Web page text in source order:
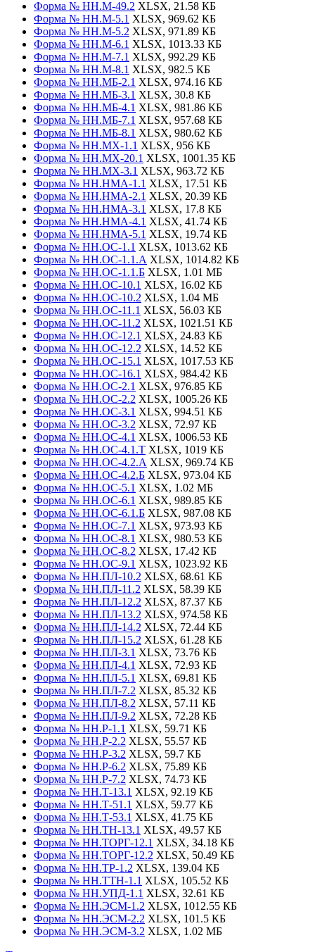
Форма № НН.М-49.2 XLSX, 21.58 КБ
Форма № НН.М-5.1 XLSX, 969.62 КБ
Форма № НН.М-5.2 XLSX, 971.89 КБ
Форма № НН.М-6.1 XLSX, 1013.33 КБ
Форма № НН.М-7.1 XLSX, 992.29 КБ
Форма № НН.М-8.1 XLSX, 982.5 КБ
Форма № НН.МБ-2.1 XLSX, 974.16 КБ
Форма № НН.МБ-3.1 XLSX, 30.8 КБ
Форма № НН.МБ-4.1 XLSX, 981.86 КБ
Форма № НН.МБ-7.1 XLSX, 957.68 КБ
Форма № НН.МБ-8.1 XLSX, 980.62 КБ
Форма № НН.МХ-1.1 XLSX, 956 КБ
Форма № НН.МХ-20.1 XLSX, 1001.35 КБ
Форма № НН.МХ-3.1 XLSX, 963.72 КБ
Форма № НН.НМА-1.1 XLSX, 17.51 КБ
Форма № НН.НМА-2.1 XLSX, 20.39 КБ
Форма № НН.НМА-3.1 XLSX, 17.8 КБ
Форма № НН.НМА-4.1 XLSX, 41.74 КБ
Форма № НН.НМА-5.1 XLSX, 19.74 КБ
Форма № НН.ОС-1.1 XLSX, 1013.62 КБ
Форма № НН.ОС-1.1.А XLSX, 1014.82 КБ
Форма № НН.ОС-1.1.Б XLSX, 1.01 МБ
Форма № НН.ОС-10.1 XLSX, 16.02 КБ
Форма № НН.ОС-10.2 XLSX, 1.04 МБ
Форма № НН.ОС-11.1 XLSX, 56.03 КБ
Форма № НН.ОС-11.2 XLSX, 1021.51 КБ
Форма № НН.ОС-12.1 XLSX, 24.83 КБ
Форма № НН.ОС-12.2 XLSX, 14.52 КБ
Форма № НН.ОС-15.1 XLSX, 1017.53 КБ
Форма № НН.ОС-16.1 XLSX, 984.42 КБ
Форма № НН.ОС-2.1 XLSX, 976.85 КБ
Форма № НН.ОС-2.2 XLSX, 1005.26 КБ
Форма № НН.ОС-3.1 XLSX, 994.51 КБ
Форма № НН.ОС-3.2 XLSX, 72.97 КБ
Форма № НН.ОС-4.1 XLSX, 1006.53 КБ
Форма № НН.ОС-4.1.Т XLSX, 1019 КБ
Форма № НН.ОС-4.2.А XLSX, 969.74 КБ
Форма № НН.ОС-4.2.Б XLSX, 973.04 КБ
Форма № НН.ОС-5.1 XLSX, 1.02 МБ
Форма № НН.ОС-6.1 XLSX, 989.85 КБ
Форма № НН.ОС-6.1.Б XLSX, 987.08 КБ
Форма № НН.ОС-7.1 XLSX, 973.93 КБ
Форма № НН.ОС-8.1 XLSX, 980.53 КБ
Форма № НН.ОС-8.2 XLSX, 17.42 КБ
Форма № НН.ОС-9.1 XLSX, 1023.92 КБ
Форма № НН.ПЛ-10.2 XLSX, 68.61 КБ
Форма № НН.ПЛ-11.2 XLSX, 58.39 КБ
Форма № НН.ПЛ-12.2 XLSX, 87.37 КБ
Форма № НН.ПЛ-13.2 XLSX, 974.58 КБ
Форма № НН.ПЛ-14.2 XLSX, 72.44 КБ
Форма № НН.ПЛ-15.2 XLSX, 61.28 КБ
Форма № НН.ПЛ-3.1 XLSX, 73.76 КБ
Форма № НН.ПЛ-4.1 XLSX, 72.93 КБ
Форма № НН.ПЛ-5.1 XLSX, 69.81 КБ
Форма № НН.ПЛ-7.2 XLSX, 85.32 КБ
Форма № НН.ПЛ-8.2 XLSX, 57.11 КБ
Форма № НН.ПЛ-9.2 XLSX, 72.28 КБ
Форма № НН.Р-1.1 XLSX, 59.71 КБ
Форма № НН.Р-2.2 XLSX, 55.57 КБ
Форма № НН.Р-3.2 XLSX, 59.7 КБ
Форма № НН.Р-6.2 XLSX, 75.89 КБ
Форма № НН.Р-7.2 XLSX, 74.73 КБ
Форма № НН.Т-13.1 XLSX, 92.19 КБ
Форма № НН.Т-51.1 XLSX, 59.77 КБ
Форма № НН.Т-53.1 XLSX, 41.75 КБ
Форма № НН.ТН-13.1 XLSX, 49.57 КБ
Форма № НН.ТОРГ-12.1 XLSX, 34.18 КБ
Форма № НН.ТОРГ-12.2 XLSX, 50.49 КБ
Форма № НН.ТР-1.2 XLSX, 139.04 КБ
Форма № НН.ТТН-1.1 XLSX, 105.52 КБ
Форма № НН.УПД-1.1 XLSX, 32.61 КБ
Форма № НН.ЭСМ-1.2 XLSX, 1012.55 КБ
Форма № НН.ЭСМ-2.2 XLSX, 101.5 КБ
Форма № НН.ЭСМ-3.2 XLSX, 1.02 МБ